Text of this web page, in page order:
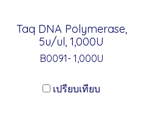
Taq DNA Polymerase,
5u/ul, 1,000U
B0091- 1,000U
เปรียบเทียบ